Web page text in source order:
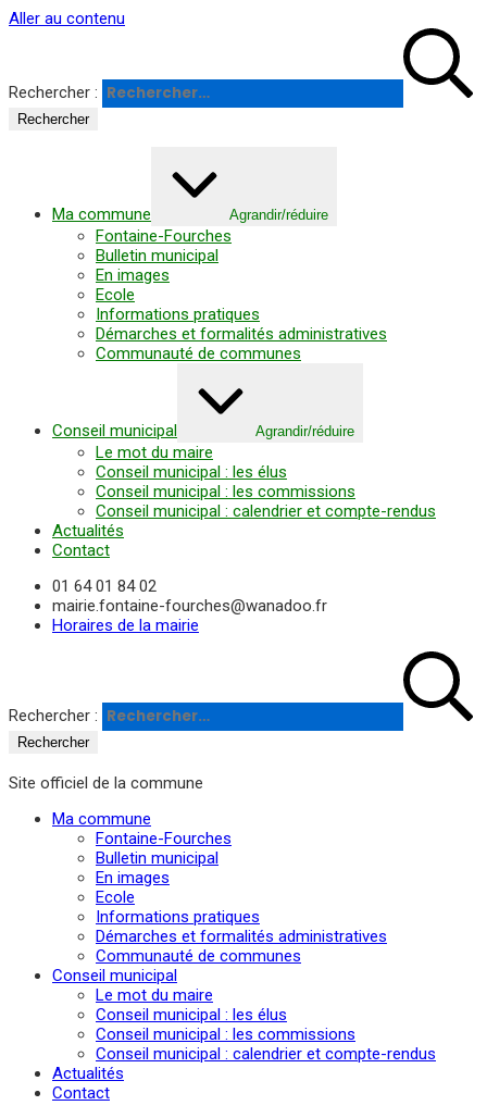
Panneau de gestion des cookies
Aller au contenu
Rechercher :
Ma commune Agrandir/réduire
Fontaine-Fourches
Bulletin municipal
En images
Ecole
Informations pratiques
Démarches et formalités administratives
Communauté de communes
Conseil municipal Agrandir/réduire
Le mot du maire
Conseil municipal : les élus
Conseil municipal : les commissions
Conseil municipal : calendrier et compte-rendus
Actualités
Contact
01 64 01 84 02
mairie.fontaine-fourches@wanadoo.fr
Horaires de la mairie
Rechercher :
Site officiel de la commune
Ma commune
Fontaine-Fourches
Bulletin municipal
En images
Ecole
Informations pratiques
Démarches et formalités administratives
Communauté de communes
Conseil municipal
Le mot du maire
Conseil municipal : les élus
Conseil municipal : les commissions
Conseil municipal : calendrier et compte-rendus
Actualités
Contact